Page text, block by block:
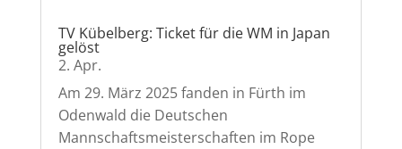
TV Kübelberg: Ticket für die WM in Japan
gelöst
2. Apr.
Am 29. März 2025 fanden in Fürth im
Odenwald die Deutschen
Mannschaftsmeisterschaften im Rope